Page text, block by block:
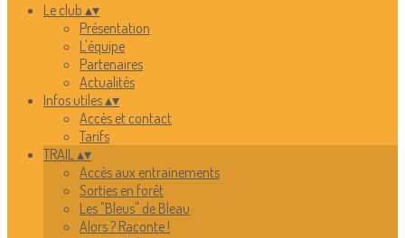
Le club ▴▾
Présentation
L'équipe
Partenaires
Actualités
Infos utiles▴▾
Accès et contact
Tarifs
TRAIL▴▾
Accès aux entrainements
Sorties en forêt
Les "Bleus" de Bleau
Alors ? Raconte !